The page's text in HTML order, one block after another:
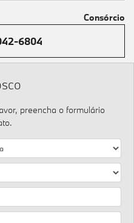
preencha o formulário
Consórcio
6804